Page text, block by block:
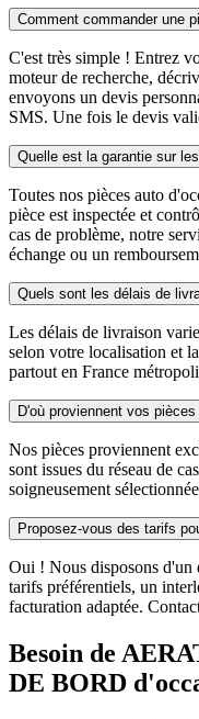
Comment commander une
C'est très simple ! Entrez
moteur de recherche,
envoyons un devis
SMS. Une fois le devis
Quelle est la garantie sur
Toutes nos pièces auto
pièce est inspectée et
cas de problème, notre
échange ou un
Quels sont les délais de
Les délais de livraison
selon votre localisation et
partout en France
D'où proviennent vos
Nos pièces proviennent
sont issues du réseau de
soigneusement
Proposez-vous des tarifs
Oui ! Nous disposons d'un
tarifs préférentiels, un
facturation adaptée.
Besoin de
DE BORD